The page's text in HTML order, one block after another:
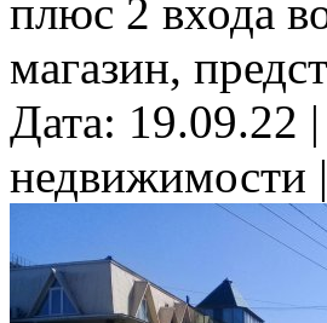
плюс 2 входа
магазин,
Дата: 19.09.22
недвижимости